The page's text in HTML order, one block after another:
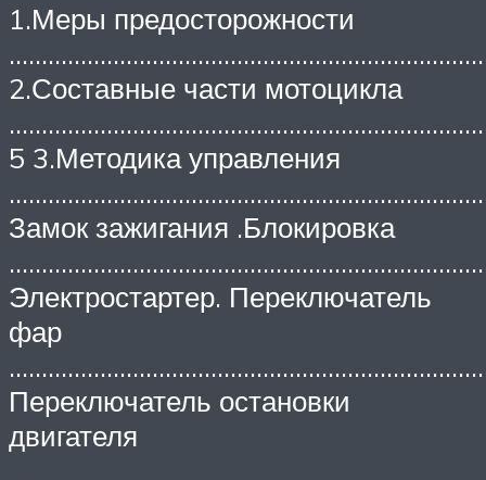
1.Меры предосторожности
2.Составные части мотоцикла
5 3.Методика управления
Замок зажигания .Блокировка
Электростартер. Переключатель
фар
Переключатель остановки
двигателя